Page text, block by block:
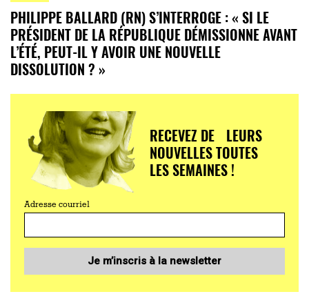
PHILIPPE BALLARD (RN) S’INTERROGE : « SI LE
PRÉSIDENT DE LA RÉPUBLIQUE DÉMISSIONNE AVANT
L’ÉTÉ, PEUT-IL Y AVOIR UNE NOUVELLE
DISSOLUTION ? »
RECEVEZ DE LEURS
NOUVELLES TOUTES
LES SEMAINES !
Adresse courriel
Je m’inscris à la newsletter